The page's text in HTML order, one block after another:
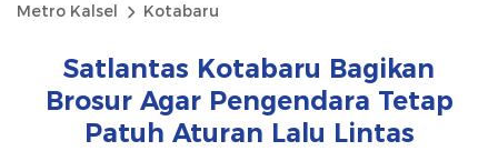
Metro Kalsel Kotabaru
Satlantas Kotabaru Bagikan
Brosur Agar Pengendara Tetap
Patuh Aturan Lalu Lintas